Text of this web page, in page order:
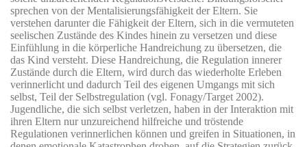
sprechen von der Mentalisierungsfähigkeit der Eltern. Sie
verstehen darunter die Fähigkeit der Eltern, sich in die vermuteten
seelischen Zustände des Kindes hinein zu versetzen und diese
Einfühlung in die körperliche Handreichung zu übersetzen, die
das Kind versteht. Diese Handreichung, die Regulation innerer
Zustände durch die Eltern, wird durch das wiederholte Erleben
verinnerlicht und dadurch Teil des eigenen Umgangs mit sich
selbst, Teil der Selbstregulation (vgl. Fonagy/Target 2002).
Jugendliche, die sich selbst verletzen, haben in der Interaktion mit
ihren Eltern nur unzureichend hilfreiche und tröstende
Regulationen verinnerlichen können und greifen in Situationen, in